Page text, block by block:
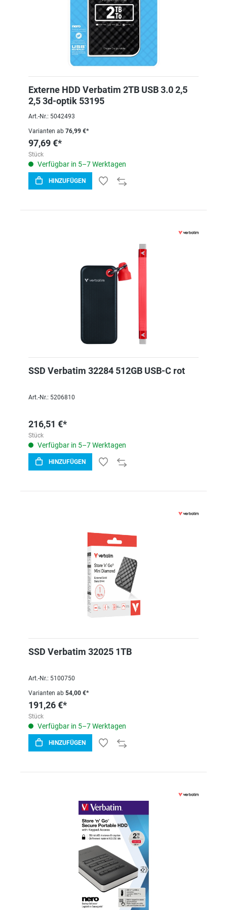
Externe HDD Verbatim 2TB USB 3.0 2,5
2,5 3d-optik 53195
Art.-Nr.: 5042493
Varianten ab 76,99 €*
97,69 €*
Stück
Verfügbar in 5–7 Werktagen
HINZUFÜGEN
SSD Verbatim 32284 512GB USB-C rot
Art.-Nr.: 5206810
216,51 €*
Stück
Verfügbar in 5–7 Werktagen
HINZUFÜGEN
SSD Verbatim 32025 1TB
Art.-Nr.: 5100750
Varianten ab 54,00 €*
191,26 €*
Stück
Verfügbar in 5–7 Werktagen
HINZUFÜGEN